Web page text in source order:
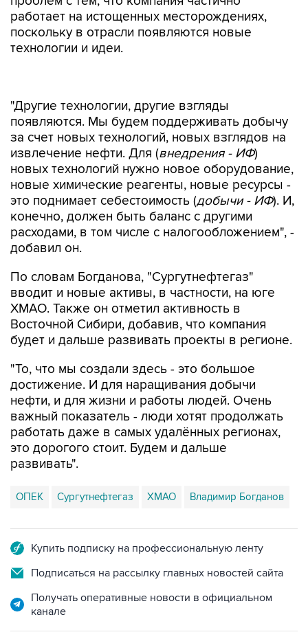
работает на истощенных месторождениях,
поскольку в отрасли появляются новые
технологии и идеи.
за счет новых технологий, новых взглядов на
извлечение нефти. Для (внедрения - ИФ)
новых технологий нужно новое оборудование,
новые химические реагенты, новые ресурсы -
это поднимает себестоимость (добычи - ИФ). И,
конечно, должен быть баланс с другими
расходами, в том числе с налогообложением", -
добавил он.
По словам Богданова, "Сургутнефтегаз"
ХМАО. Также он отметил активность в
Восточной Сибири, добавив, что компания
будет и дальше развивать проекты в регионе.
"То, что мы создали здесь - это большое
нефти, и для жизни и работы людей. Очень
важный показатель - люди хотят продолжать
работать даже в самых удалённых регионах,
это дорогого стоит. Будем и дальше
развивать".
ОПЕК Сургутнефтегаз
Подписаться на рассылку главных новостей сайта
Получать оперативные новости в официальном
НОВОСТИ ПО ТЕМЕ